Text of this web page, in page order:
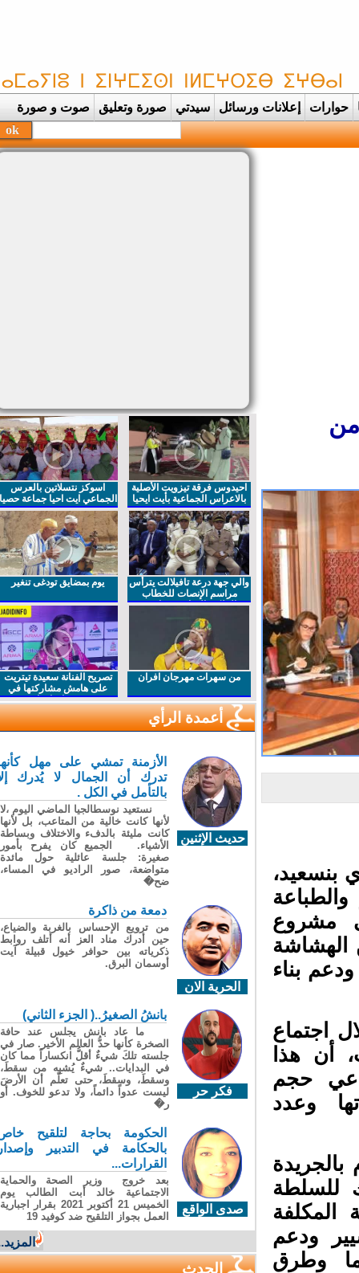
حوارات إعلانات ورسائل سيدتي صورة وتعليق صوت و صورة
بنسعيد،
مشروع
من الهشاشة
بناء
اجتماع
أن هذا
حجم
وعدد
للسلطة
ودعم
وطرق
احيدوس فرقة تيزويت الأصلية
بالاعراس الجماعية بأيت ايحيا
اسوكز نتسلاتين بالعرس
الجماعي ايت احيا جماعة حصيا
والي جهة درعة تافيلالت يترأس
مراسم الإنصات للخطاب
الملكي السامي بمناسبة
يوم بمضايق تودغى تنغير
من سهرات مهرجان افران
تصريح الفنانة سعيدة تيتريت
على هامش مشاركتها في
مهرجان افران
أعمدة الرأي
حديث الإثنين
الأزمنة تمشي على مهل كأنها
تدرك أن الجمال لا يُدرك إلا
بالتأمل في الكل .
نستعيد نوسطالجيا الماضي اليوم ،لا
لأنها كانت خالية من المتاعب، بل لأنها
كانت مليئة بالدفء والاختلاف وبساطة
الأشياء. الجميع كان يفرح بأمور
صغيرة: جلسة عائلية حول مائدة
متواضعة، صور الراديو في المساء،
ضح�
الحرية الان
دمعة من ذاكرة
من ترويع الإحساس بالغربة والضياع،
حين أدرك مناد العز أنه أتلف روابط
ذكرياته بين حوافر خيول قبيلة آيت
أوسمان البرق.
فكر حر
بانشُ الصغيرُ..( الجزء الثاني)
ما عاد بانش يجلس عند حافة
الصخرة كأنها حدُّ العالم الأخير. صار في
جلسته تلكَ شيءٌ أقلُّ انكساراً مما كان
في البدايات.. شيءٌ يُشبِه من سقطَ،
وسقطَ، وسقطَ، حتى تعلّم أن الأرضَ
ليست عدواً دائماً، ولا تدعو للخوف. أو
ر�
صدى الواقع
الحكومة بحاجة لتلقيح خاص
بالحكامة في التدبير وإصدار
القرارات...
بعد خروج وزير الصحة والحماية
الاجتماعية خالد أبت الطالب يوم
الخميس 21 أكتوبر 2021 بقرار اجبارية
العمل بجواز التلقيح ضد كوفيد 19
المزيد...
الحدث